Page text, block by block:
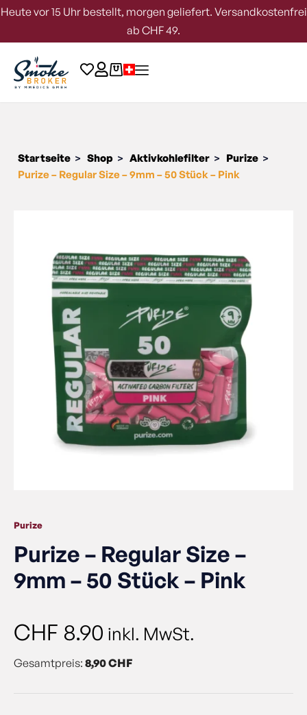
Heute vor 15 Uhr bestellt, morgen geliefert. Versandkostenfrei
ab CHF 49.
Startseite > Shop > Aktivkohlefilter > Purize >
Purize – Regular Size – 9mm – 50 Stück – Pink
Purize
Purize – Regular Size –
9mm – 50 Stück – Pink
CHF 8.90 inkl. MwSt.
Gesamtpreis: 8,90 CHF